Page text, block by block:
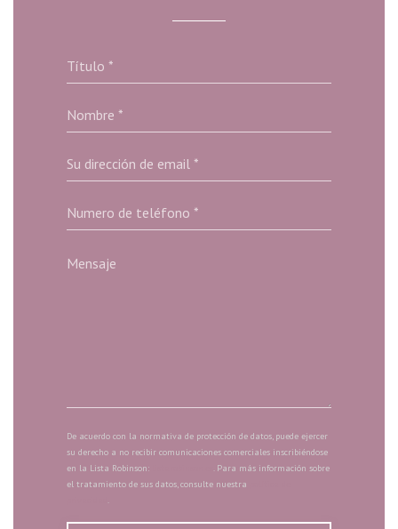
De acuerdo con la normativa de protección de datos, puede ejercer
su derecho a no recibir comunicaciones comerciales inscribiéndose
en la Lista Robinson:
. Para más información sobre
el tratamiento de sus datos, consulte nuestra
.